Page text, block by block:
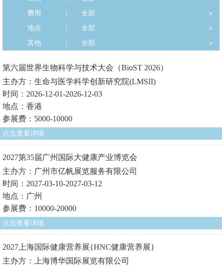
费用
全部
地点
全部
其他
全部
第六届世界生物科学与技术大会（BioST 2026）
主办方：生命与医学科学创新研究院(LMSII)
时间：2026-12-01-2026-12-03
地点：香港
参展费：5000-10000
点击查看详情
2027第35届广州国际大健康产业博览会
主办方：广州市亿帆展览服务有限公司
时间：2027-03-10-2027-03-12
地点：广州
参展费：10000-20000
点击查看详情
2027上海国际健康营养展{HNC健康营养展}
主办方：上海博华国际展览有限公司